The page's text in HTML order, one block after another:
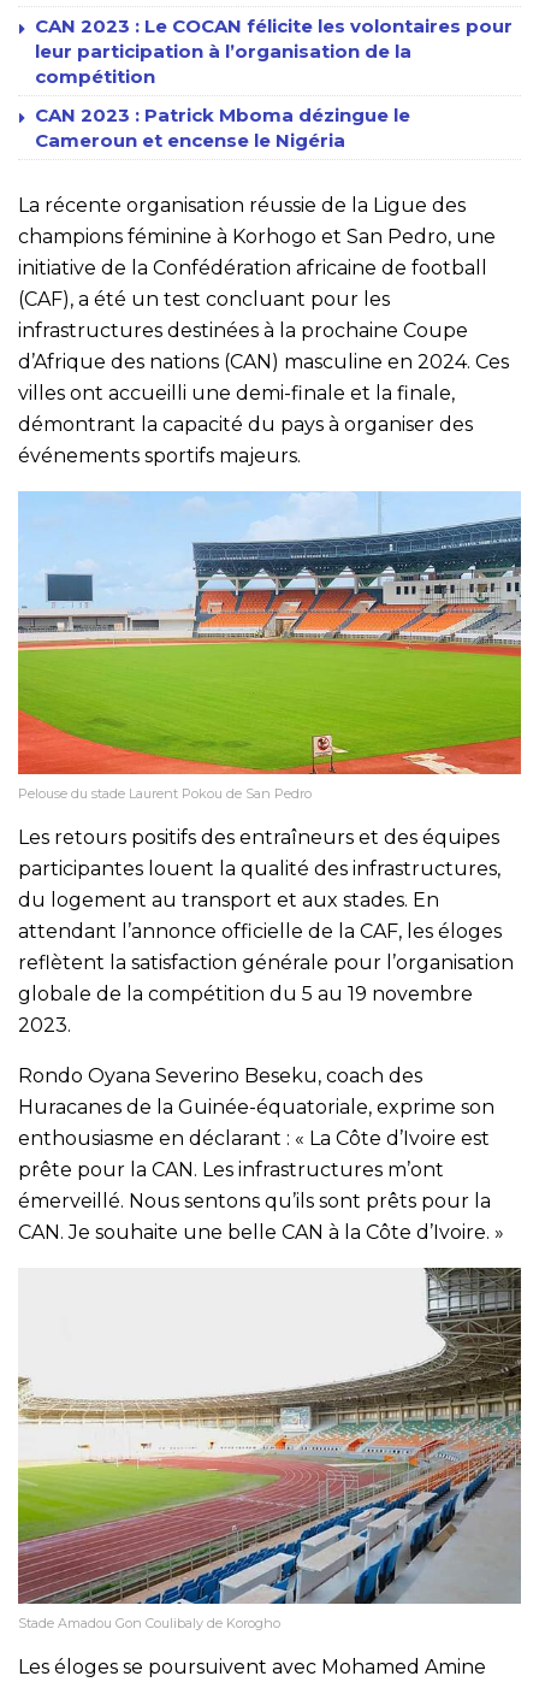
CAN 2023 : Le COCAN félicite les volontaires pour
leur participation à l’organisation de la
compétition
CAN 2023 : Patrick Mboma dézingue le
Cameroun et encense le Nigéria
La récente organisation réussie de la Ligue des
champions féminine à Korhogo et San Pedro, une
initiative de la Confédération africaine de football
(CAF), a été un test concluant pour les
infrastructures destinées à la prochaine Coupe
d’Afrique des nations (CAN) masculine en 2024. Ces
villes ont accueilli une demi-finale et la finale,
démontrant la capacité du pays à organiser des
événements sportifs majeurs.
Pelouse du stade Laurent Pokou de San Pedro
Les retours positifs des entraîneurs et des équipes
participantes louent la qualité des infrastructures,
du logement au transport et aux stades. En
attendant l’annonce officielle de la CAF, les éloges
reflètent la satisfaction générale pour l’organisation
globale de la compétition du 5 au 19 novembre
2023.
Rondo Oyana Severino Beseku, coach des
Huracanes de la Guinée-équatoriale, exprime son
enthousiasme en déclarant : « La Côte d’Ivoire est
prête pour la CAN. Les infrastructures m’ont
émerveillé. Nous sentons qu’ils sont prêts pour la
CAN. Je souhaite une belle CAN à la Côte d’Ivoire. »
Stade Amadou Gon Coulibaly de Korogho
Les éloges se poursuivent avec Mohamed Amine